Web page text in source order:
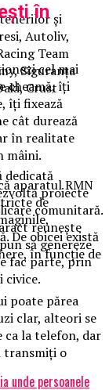
și
Autoliv,
Team
Siguranța
Crust
dedicată
proiecte
comunitară.
reunește
să genereze
fac parte, prin
civice.
unde persoanele
în
cel mai
cheamă, îți
îți fixează
cât durează
în realitate
mâini.
aparatul RMN
de
De obicei există
în funcție de
poate părea
clar, alteori se
ca la telefon, dar
transmiți o